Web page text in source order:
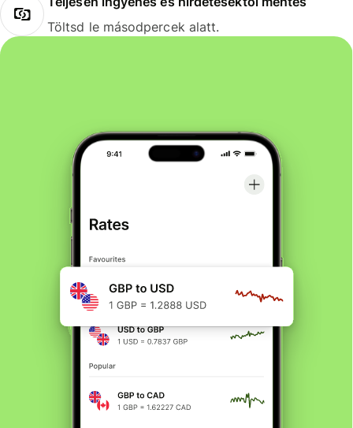
Töltsd le másodpercek alatt.